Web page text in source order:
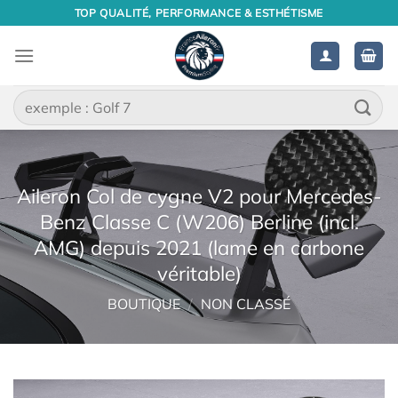
contenu
TOP QUALITÉ, PERFORMANCE & ESTHÉTISME
Recherche
pour :
Aileron Col de cygne V2 pour Mercedes-
Benz Classe C (W206) Berline (incl.
AMG) depuis 2021 (lame en carbone
véritable)
BOUTIQUE / NON CLASSÉ